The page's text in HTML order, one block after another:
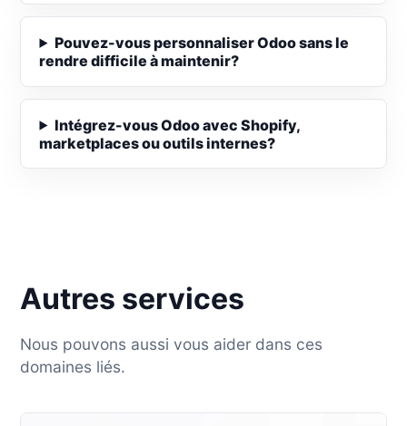
Pouvez-vous personnaliser Odoo sans le
rendre difficile à maintenir?
Intégrez-vous Odoo avec Shopify,
marketplaces ou outils internes?
Autres services
Nous pouvons aussi vous aider dans ces
domaines liés.